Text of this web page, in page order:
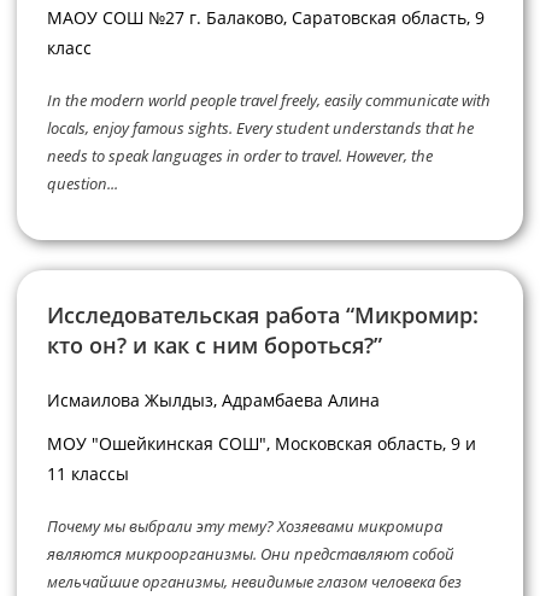
МАОУ СОШ №27 г. Балаково, Саратовская область, 9
класс
In the modern world people travel freely, easily communicate with
locals, enjoy famous sights. Every student understands that he
needs to speak languages in order to travel. However, the
question...
Исследовательская работа “Микромир:
кто он? и как с ним бороться?”
Исмаилова Жылдыз, Адрамбаева Алина
МОУ "Ошейкинская СОШ", Московская область, 9 и
11 классы
Почему мы выбрали эту тему? Хозяевами микромира
являются микроорганизмы. Они представляют собой
мельчайшие организмы, невидимые глазом человека без